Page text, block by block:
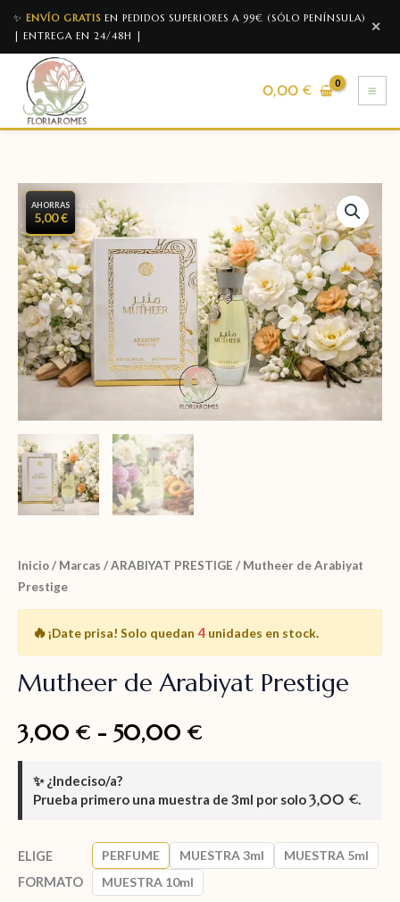
✨ ENVÍO GRATIS EN PEDIDOS SUPERIORES A 99€ (SÓLO PENÍNSULA)
| ENTREGA EN 24/48H |
✕
0,00€
AHORRAS
5,00 €
Inicio/ Marcas /ARABIYAT PRESTIGE / Mutheer de Arabiyat
Prestige
🔥¡Date prisa! Solo quedan 4 unidades en stock.
Mutheer de Arabiyat Prestige
3,00 € - 50,00 €
✨¿Indeciso/a?
Prueba primero una muestra de 3ml por solo3,00 €.
ELIGE
FORMATO
PERFUME MUESTRA 3ml
MUESTRA 5ml
MUESTRA 10ml